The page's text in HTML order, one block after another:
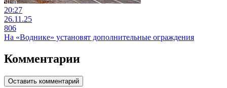
20:27
26.11.25
806
На «Воднике» установят дополнительные ограждения
Комментарии
Оставить комментарий